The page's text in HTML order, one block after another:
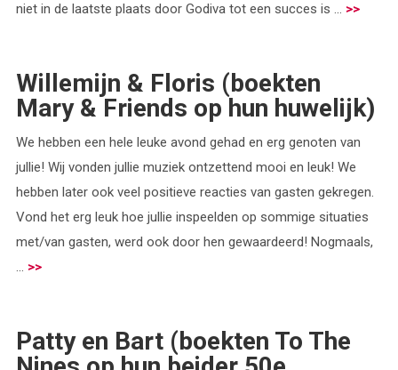
niet in de laatste plaats door Godiva tot een succes is ... >>
Willemijn & Floris (boekten
Mary & Friends op hun huwelijk)
We hebben een hele leuke avond gehad en erg genoten van
jullie! Wij vonden jullie muziek ontzettend mooi en leuk! We
hebben later ook veel positieve reacties van gasten gekregen.
Vond het erg leuk hoe jullie inspeelden op sommige situaties
met/van gasten, werd ook door hen gewaardeerd! Nogmaals,
... >>
Patty en Bart (boekten To The